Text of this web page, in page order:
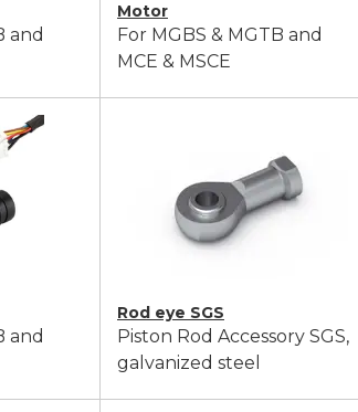
and
Motor
For MGBS & MGTB and
MCE & MSCE
and
Rod eye SGS
Piston Rod Accessory SGS,
galvanized steel